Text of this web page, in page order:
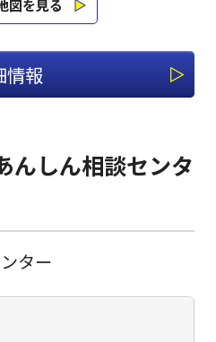
図を見る
情報
んしん相談センタ
ター